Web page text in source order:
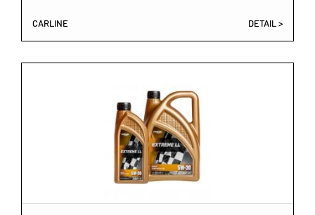
CARLINE DETAIL >